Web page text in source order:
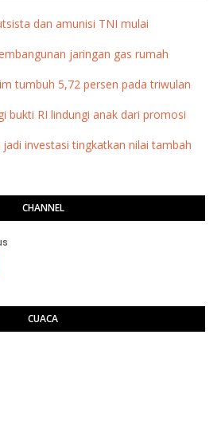
dan amunisi TNI mulai
jaringan gas rumah
tumbuh 5,72 persen pada triwulan
bukti RI lindungi anak dari promosi
jadi investasi tingkatkan nilai tambah
CHANNEL
CUACA